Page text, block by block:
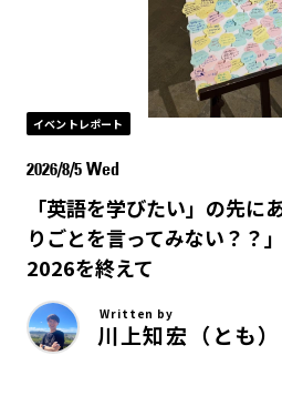
イベントレポート
2026/8/5 Wed
「英語を学びたい」の先に
りごとを言ってみない？
2026を終えて
Written by
川上知宏（とも）